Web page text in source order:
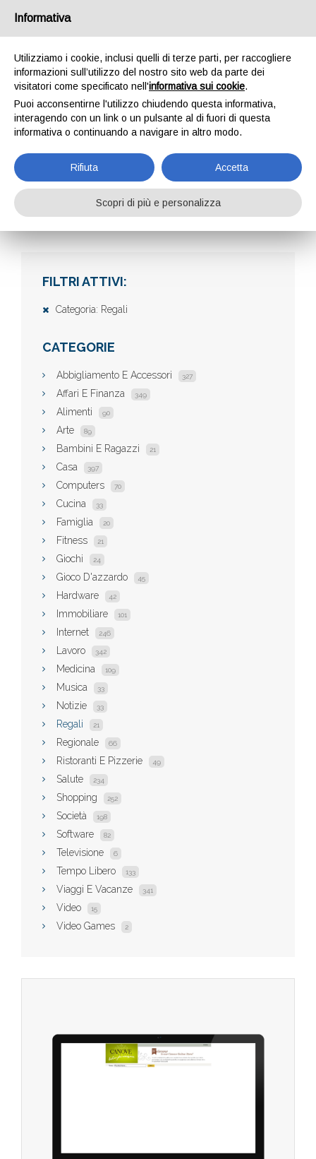
AZIENDE
Aziende
FILTRI ATTIVI:
Categoria: Regali
CATEGORIE
Abbigliamento E Accessori 327
Affari E Finanza 349
Alimenti 90
Arte 89
Bambini E Ragazzi 21
Casa 397
Computers 70
Cucina 33
Famiglia 20
Fitness 21
Giochi 24
Gioco D'azzardo 45
Hardware 42
Immobiliare 101
Internet 246
Lavoro 342
Medicina 109
Musica 33
Notizie 33
Regali 21
Regionale 66
Ristoranti E Pizzerie 49
Salute 234
Shopping 252
Società 198
Software 82
Televisione 6
Tempo Libero 133
Viaggi E Vacanze 341
Video 15
Video Games 2
Informativa
Utilizziamo i cookie, inclusi quelli di terze parti, per raccogliere
informazioni sull’utilizzo del nostro sito web da parte dei
visitatori come specificato nell'informativa sui cookie.
Puoi acconsentirne l'utilizzo chiudendo questa informativa,
interagendo con un link o un pulsante al di fuori di questa
informativa o continuando a navigare in altro modo.
Rifiuta Accetta
Scopri di più e personalizza